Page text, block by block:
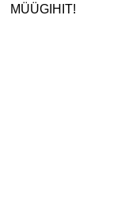
MÜÜGIHIT!